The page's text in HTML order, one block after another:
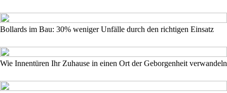
Bollards im Bau: 30% weniger Unfälle durch den richtigen Einsatz
Wie Innentüren Ihr Zuhause in einen Ort der Geborgenheit verwandeln